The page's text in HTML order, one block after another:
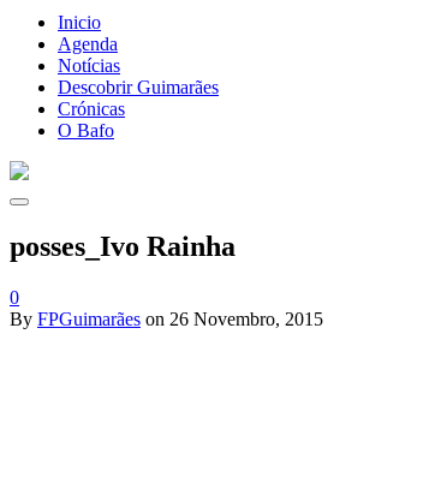
Inicio
Agenda
Notícias
Descobrir Guimarães
Crónicas
O Bafo
posses_Ivo Rainha
0
By FPGuimarães on 26 Novembro, 2015